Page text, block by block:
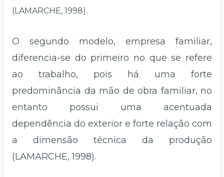
(LAMARCHE, 1998).
O segundo modelo, empresa familiar,
diferencia-se do primeiro no que se refere
ao trabalho, pois há uma forte
predominância da mão de obra familiar, no
entanto possui uma acentuada
dependência do exterior e forte relação com
a dimensão técnica da produção
(LAMARCHE, 1998).